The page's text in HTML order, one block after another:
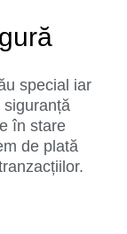
special iar
în stare
de plată